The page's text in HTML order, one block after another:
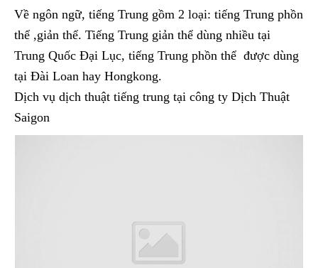
Về ngôn ngữ, tiếng Trung gồm 2 loại: tiếng Trung phồn
thể ,giản thể. Tiếng Trung giản thể dùng nhiều tại
Trung Quốc Đại Lục, tiếng Trung phồn thể được dùng
tại Đài Loan hay Hongkong.
Dịch vụ dịch thuật tiếng trung tại công ty Dịch Thuật
Saigon